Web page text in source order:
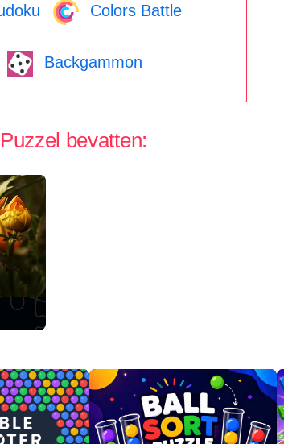
Colors Battle
Backgammon
bevatten: